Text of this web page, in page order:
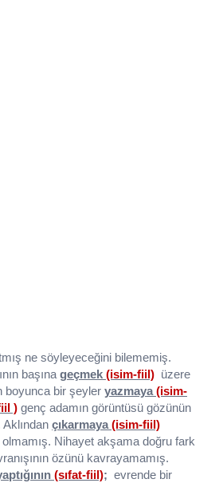
ne söyleyeceğini bilememiş.
başına geçmek (isim-fiil) üzere
boyunca bir şeyler yazmaya (isim-
) genç adamın görüntüsü gözünün
çıkarmaya (isim-fiil)
olmamış. Nihayet akşama doğru fark
özünü kavrayamamış.
(sıfat-fiil); evrende bir